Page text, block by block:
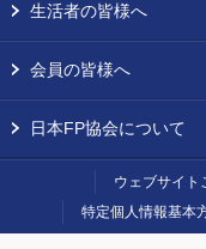
生活者の皆様へ
会員の皆様へ
日本FP協会について
ウェブサイト
特定個人情報基本